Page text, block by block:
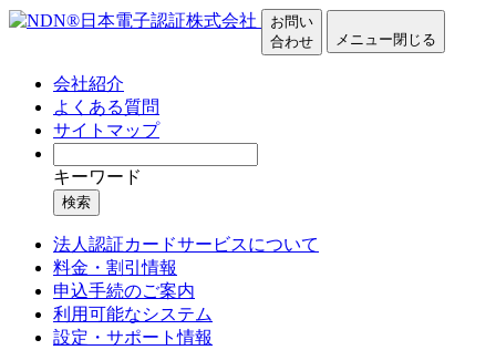
お問い
合わせ
メニュー閉じる
会社紹介
よくある質問
サイトマップ
キーワード
検索
法人認証カードサービスについて
料金・割引情報
申込手続のご案内
利用可能なシステム
設定・サポート情報